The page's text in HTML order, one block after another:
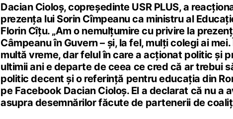
Dacian Cioloș, copreședinte USR PLUS, a
prezența lui Sorin Cîmpeanu ca ministru al
Florin Cîțu. „Am o nemulțumire cu privire la
Câmpeanu în Guvern – și, la fel, mulți colegi ai
multă vreme, dar felul în care a acționat politic și
ultimii ani e departe de ceea ce cred că ar trebui
politic decent și o referință pentru educația din
pe Facebook Dacian Cioloș. El a declarat că nu a
asupra desemnărilor făcute de partenerii de